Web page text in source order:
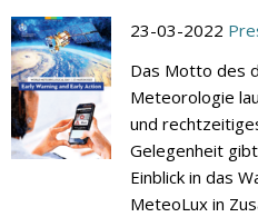
23-03-2022
Das Motto des
Meteorologie
und
Gelegenheit
Einblick in das
MeteoLux in